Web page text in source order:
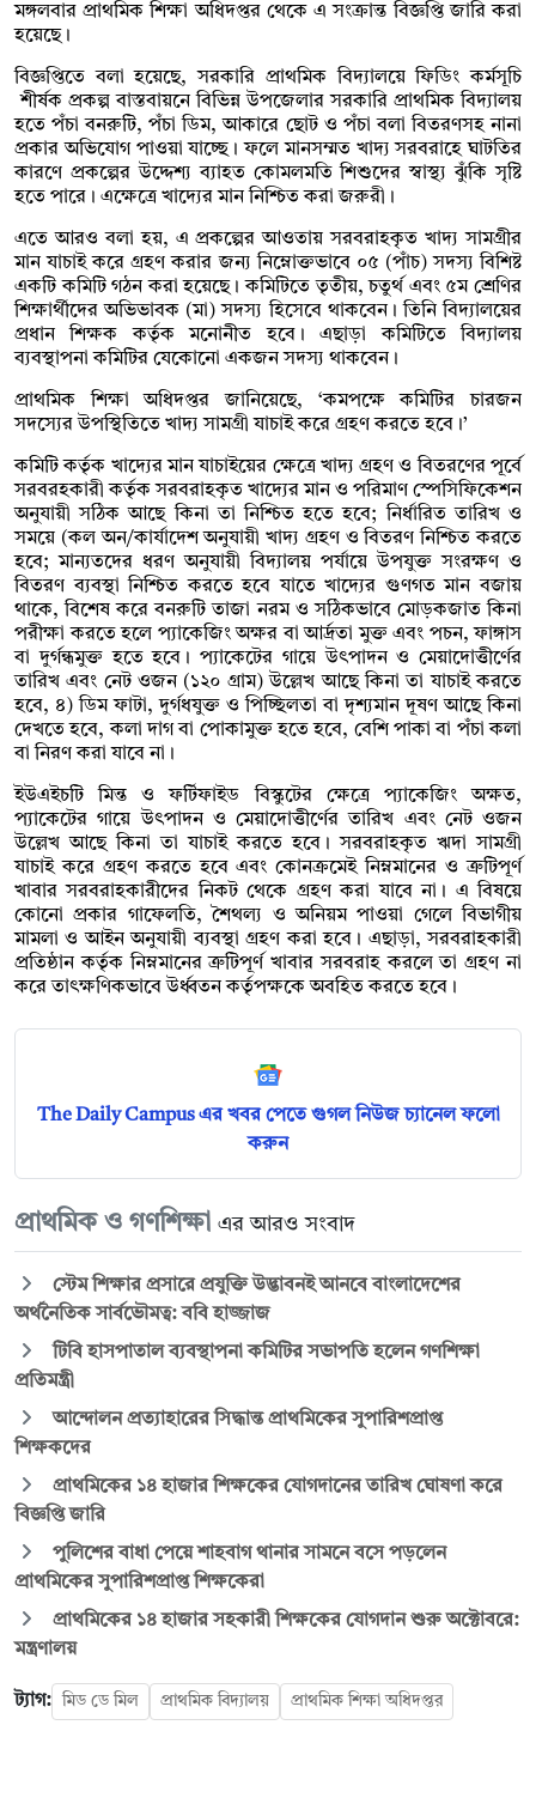
মঙ্গলবার প্রাথমিক শিক্ষা অধিদপ্তর থেকে এ সংক্রান্ত বিজ্ঞপ্তি জারি করা
হয়েছে।
বিজ্ঞপ্তিতে বলা হয়েছে, সরকারি প্রাথমিক বিদ্যালয়ে ফিডিং কর্মসূচি
শীর্ষক প্রকল্প বাস্তবায়নে বিভিন্ন উপজেলার সরকারি প্রাথমিক বিদ্যালয়
হতে পঁচা বনরুটি, পঁচা ডিম, আকারে ছোট ও পঁচা বলা বিতরণসহ নানা
প্রকার অভিযোগ পাওয়া যাচ্ছে। ফলে মানসম্মত খাদ্য সরবরাহে ঘাটতির
কারণে প্রকল্পের উদ্দেশ্য ব্যাহত কোমলমতি শিশুদের স্বাস্থ্য ঝুঁকি সৃষ্টি
হতে পারে। এক্ষেত্রে খাদ্যের মান নিশ্চিত করা জরুরী।
এতে আরও বলা হয়, এ প্রকল্পের আওতায় সরবরাহকৃত খাদ্য সামগ্রীর
মান যাচাই করে গ্রহণ করার জন্য নিম্নোক্তভাবে ০৫ (পাঁচ) সদস্য বিশিষ্ট
একটি কমিটি গঠন করা হয়েছে। কমিটিতে তৃতীয়, চতুর্থ এবং ৫ম শ্রেণির
শিক্ষার্থীদের অভিভাবক (মা) সদস্য হিসেবে থাকবেন। তিনি বিদ্যালয়ের
প্রধান শিক্ষক কর্তৃক মনোনীত হবে। এছাড়া কমিটিতে বিদ্যালয়
ব্যবস্থাপনা কমিটির যেকোনো একজন সদস্য থাকবেন।
প্রাথমিক শিক্ষা অধিদপ্তর জানিয়েছে, ‘কমপক্ষে কমিটির চারজন
সদস্যের উপস্থিতিতে খাদ্য সামগ্রী যাচাই করে গ্রহণ করতে হবে।’
কমিটি কর্তৃক খাদ্যের মান যাচাইয়ের ক্ষেত্রে খাদ্য গ্রহণ ও বিতরণের পূর্বে
সরবরহকারী কর্তৃক সরবরাহকৃত খাদ্যের মান ও পরিমাণ স্পেসিফিকেশন
অনুযায়ী সঠিক আছে কিনা তা নিশ্চিত হতে হবে; নির্ধারিত তারিখ ও
সময়ে (কল অন/কার্যাদেশ অনুযায়ী খাদ্য গ্রহণ ও বিতরণ নিশ্চিত করতে
হবে; মান্যতদের ধরণ অনুযায়ী বিদ্যালয় পর্যায়ে উপযুক্ত সংরক্ষণ ও
বিতরণ ব্যবস্থা নিশ্চিত করতে হবে যাতে খাদ্যের গুণগত মান বজায়
থাকে, বিশেষ করে বনরুটি তাজা নরম ও সঠিকভাবে মোড়কজাত কিনা
পরীক্ষা করতে হলে প্যাকেজিং অক্ষর বা আর্দ্রতা মুক্ত এবং পচন, ফাঙ্গাস
বা দুর্গন্ধমুক্ত হতে হবে। প্যাকেটের গায়ে উৎপাদন ও মেয়াদোত্তীর্ণের
তারিখ এবং নেট ওজন (১২০ গ্রাম) উল্লেখ আছে কিনা তা যাচাই করতে
হবে, ৪) ডিম ফাটা, দুর্গধযুক্ত ও পিচ্ছিলতা বা দৃশ্যমান দূষণ আছে কিনা
দেখতে হবে, কলা দাগ বা পোকামুক্ত হতে হবে, বেশি পাকা বা পঁচা কলা
বা নিরণ করা যাবে না।
ইউএইচটি মিন্ত ও ফর্টিফাইড বিস্কুটের ক্ষেত্রে প্যাকেজিং অক্ষত,
প্যাকেটের গায়ে উৎপাদন ও মেয়াদোত্তীর্ণের তারিখ এবং নেট ওজন
উল্লেখ আছে কিনা তা যাচাই করতে হবে। সরবরাহকৃত ঋদা সামগ্রী
যাচাই করে গ্রহণ করতে হবে এবং কোনক্রমেই নিম্নমানের ও ত্রুটিপূর্ণ
খাবার সরবরাহকারীদের নিকট থেকে গ্রহণ করা যাবে না। এ বিষয়ে
কোনো প্রকার গাফেলতি, শৈথল্য ও অনিয়ম পাওয়া গেলে বিভাগীয়
মামলা ও আইন অনুযায়ী ব্যবস্থা গ্রহণ করা হবে। এছাড়া, সরবরাহকারী
প্রতিষ্ঠান কর্তৃক নিম্নমানের ত্রুটিপূর্ণ খাবার সরবরাহ করলে তা গ্রহণ না
করে তাৎক্ষণিকভাবে উর্ধ্বতন কর্তৃপক্ষকে অবহিত করতে হবে।
The Daily Campus এর খবর পেতে গুগল নিউজ চ্যানেল ফলো
করুন
প্রাথমিক ও গণশিক্ষা এর আরও সংবাদ
স্টেম শিক্ষার প্রসারে প্রযুক্তি উদ্ভাবনই আনবে বাংলাদেশের
অর্থনৈতিক সার্বভৌমত্ব: ববি হাজ্জাজ
টিবি হাসপাতাল ব্যবস্থাপনা কমিটির সভাপতি হলেন গণশিক্ষা
প্রতিমন্ত্রী
আন্দোলন প্রত্যাহারের সিদ্ধান্ত প্রাথমিকের সুপারিশপ্রাপ্ত
শিক্ষকদের
প্রাথমিকের ১৪ হাজার শিক্ষকের যোগদানের তারিখ ঘোষণা করে
বিজ্ঞপ্তি জারি
পুলিশের বাধা পেয়ে শাহবাগ থানার সামনে বসে পড়লেন
প্রাথমিকের সুপারিশপ্রাপ্ত শিক্ষকেরা
প্রাথমিকের ১৪ হাজার সহকারী শিক্ষকের যোগদান শুরু অক্টোবরে:
মন্ত্রণালয়
ট্যাগ: মিড ডে মিল প্রাথমিক বিদ্যালয় প্রাথমিক শিক্ষা অধিদপ্তর